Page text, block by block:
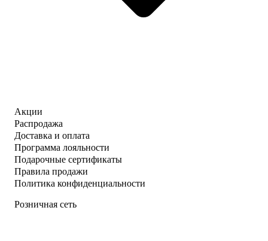
Акции
Распродажа
Доставка и оплата
Программа лояльности
Подарочные сертификаты
Правила продажи
Политика конфиденциальности
Розничная сеть